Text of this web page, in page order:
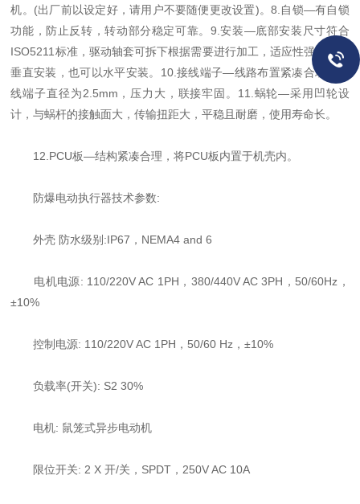
机。(出厂前以设定好，请用户不要随便更改设置)。8.自锁—有自锁
功能，防止反转，转动部分稳定可靠。9.安装—底部安装尺寸符合
ISO5211标准，驱动轴套可拆下根据需要进行加工，适应性强。可以
垂直安装，也可以水平安装。10.接线端子—线路布置紧凑合理，接
线端子直径为2.5mm，压力大，联接牢固。11.蜗轮—采用凹轮设
计，与蜗杆的接触面大，传输扭距大，平稳且耐磨，使用寿命长。
12.PCU板—结构紧凑合理，将PCU板内置于机壳内。
防爆电动执行器技术参数:
外壳 防水级别:IP67，NEMA4 and 6
电机电源: 110/220V AC 1PH，380/440V AC 3PH，50/60Hz，
±10%
控制电源: 110/220V AC 1PH，50/60 Hz，±10%
负载率(开关): S2 30%
电机: 鼠笼式异步电动机
限位开关: 2 X 开/关，SPDT，250V AC 10A